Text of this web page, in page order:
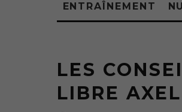
ENTRAÎNEMENT
LES
LIBRE